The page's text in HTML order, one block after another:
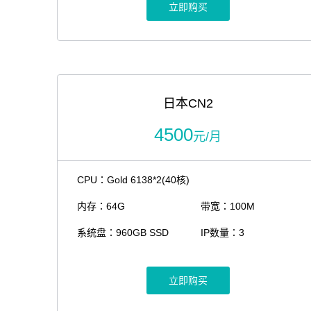
立即购买
日本CN2
4500元/月
CPU：Gold 6138*2(40核)
内存：64G
系统盘：960GB SSD
带宽：100M
IP数量：3
立即购买